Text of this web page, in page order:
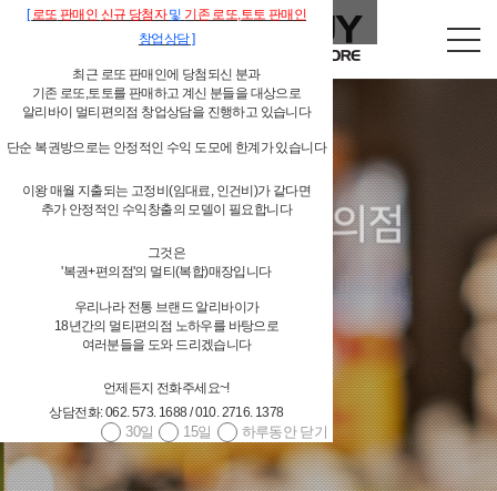
독립형 개인 편의점
알리바이 물류시스템 지원
4,000여 편의점상품(상온상품,저온상품,페스트푸드 등등) 공급
대기업 편의점체인과 경쟁할 수 있는 상품 구성
당일발주 → 당일배송 / 주 6회 배송
광주광역시/전남 알리바이 직접 배송, 그 외 지역 위탁배송
[로또 판매인 신규 당첨자및 기존 로또,토토 판매인
창업상담]
최근 로또 판매인에 당첨되신 분과
기존 로또,토토를 판매하고 계신 분들을 대상으로
알리바이 멀티편의점 창업상담을 진행하고 있습니다
단순 복권방으로는 안정적인 수익 도모에 한계가 있습니다
이왕 매월 지출되는 고정비(임대료, 인건비)가 같다면
추가 안정적인 수익창출의 모델이 필요합니다
그것은
'복권+편의점'의 멀티(복합)매장입니다
우리나라 전통 브랜드 알리바이가
18년간의 멀티편의점 노하우를 바탕으로
여러분들을 도와 드리겠습니다
언제든지 전화주세요~!
상담전화: 062. 573. 1688 / 010. 2716. 1378
하루동안 닫기
15일
30일